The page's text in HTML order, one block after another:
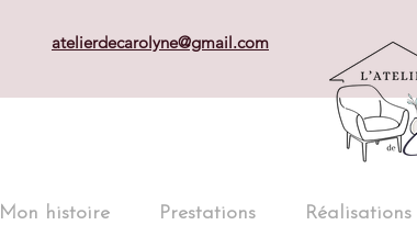
atelierdecarolyne@gmail.com
Mon histoire Prestations Réalisations